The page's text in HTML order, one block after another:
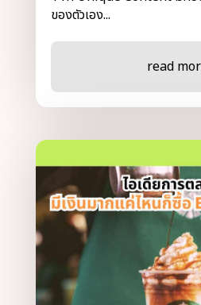
ของตัวเอง...
read